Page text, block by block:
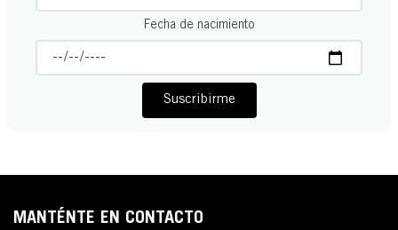
Fecha de nacimiento
Suscribirme
MANTÉNTE EN CONTACTO